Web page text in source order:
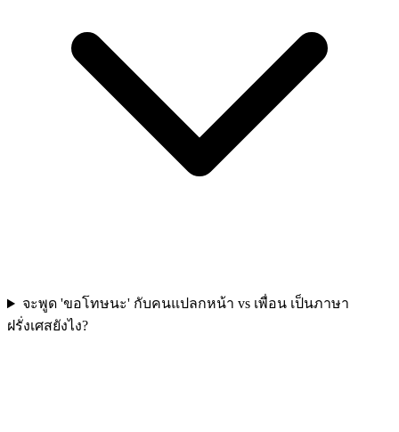
จะพูด 'ขอโทษนะ' กับคนแปลกหน้า vs เพื่อน เป็นภาษา
ฝรั่งเศสยังไง?